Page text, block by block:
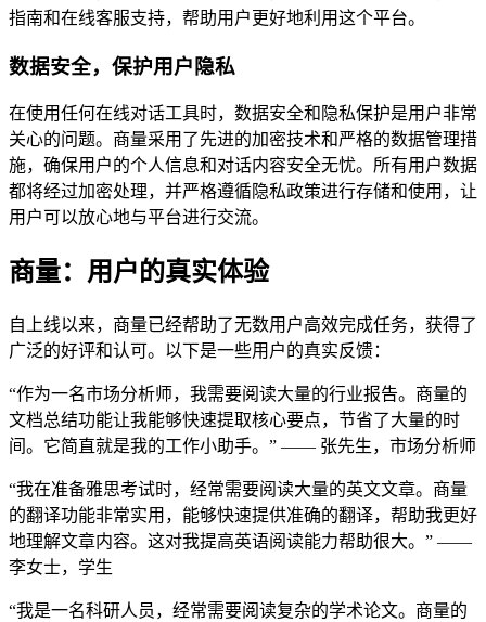
指南和在线客服支持，帮助用户更好地利用这个平台。
数据安全，保护用户隐私
在使用任何在线对话工具时，数据安全和隐私保护是用户非常
关心的问题。商量采用了先进的加密技术和严格的数据管理措
施，确保用户的个人信息和对话内容安全无忧。所有用户数据
都将经过加密处理，并严格遵循隐私政策进行存储和使用，让
用户可以放心地与平台进行交流。
商量：用户的真实体验
自上线以来，商量已经帮助了无数用户高效完成任务，获得了
广泛的好评和认可。以下是一些用户的真实反馈：
“作为一名市场分析师，我需要阅读大量的行业报告。商量的
文档总结功能让我能够快速提取核心要点，节省了大量的时
间。它简直就是我的工作小助手。” —— 张先生，市场分析师
“我在准备雅思考试时，经常需要阅读大量的英文文章。商量
的翻译功能非常实用，能够快速提供准确的翻译，帮助我更好
地理解文章内容。这对我提高英语阅读能力帮助很大。” ——
李女士，学生
“我是一名科研人员，经常需要阅读复杂的学术论文。商量的